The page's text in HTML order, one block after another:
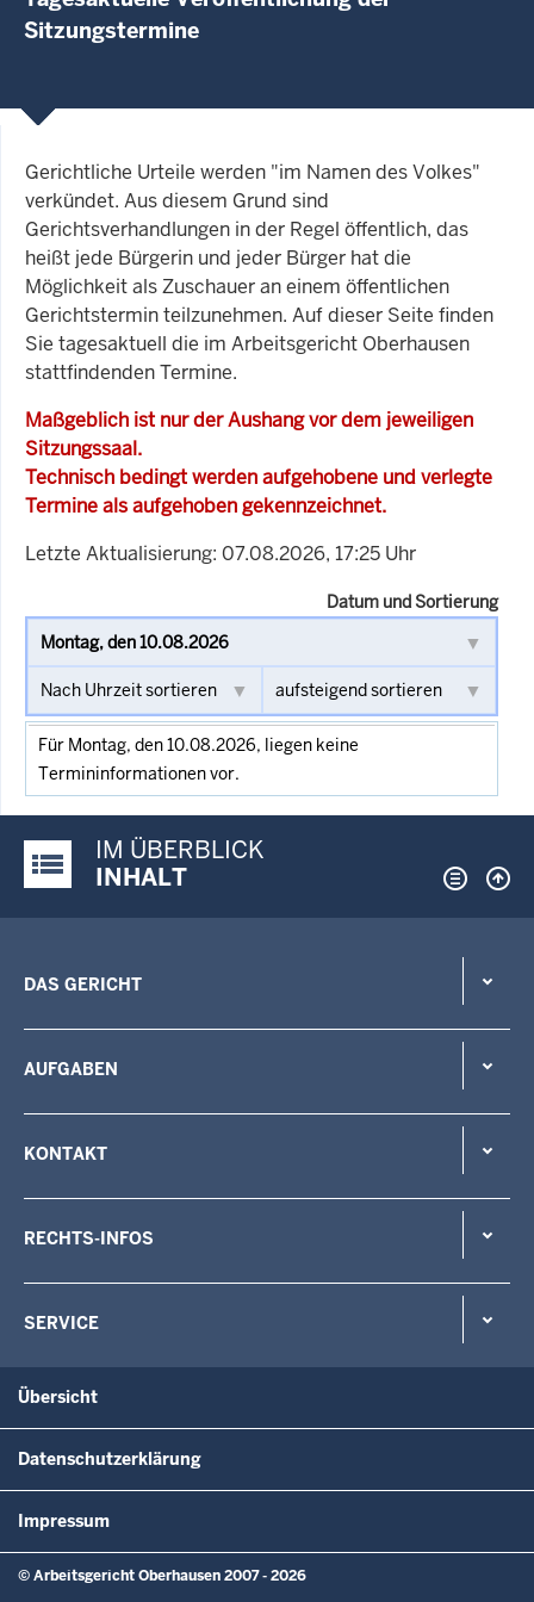
Sitzungstermine
Gerichtliche Urteile werden "im Namen des Volkes"
verkündet. Aus diesem Grund sind
Gerichtsverhandlungen in der Regel öffentlich, das
heißt jede Bürgerin und jeder Bürger hat die
Möglichkeit als Zuschauer an einem öffentlichen
Gerichtstermin teilzunehmen. Auf dieser Seite finden
Sie tagesaktuell die im Arbeitsgericht Oberhausen
stattfindenden Termine.
Maßgeblich ist nur der Aushang vor dem jeweiligen
Sitzungssaal.
Technisch bedingt werden aufgehobene und verlegte
Termine als aufgehoben gekennzeichnet.
Letzte Aktualisierung: 07.08.2026, 17:25 Uhr
Datum und Sortierung
Für Montag, den 10.08.2026, liegen keine
Termininformationen vor.
Justiz-Portal im Überblick:
IM ÜBERBLICK
INHALT
DAS GERICHT
AUFGABEN
KONTAKT
RECHTS-INFOS
SERVICE
Übersicht
Datenschutzerklärung
Impressum
© Arbeitsgericht Oberhausen 2007 - 2026